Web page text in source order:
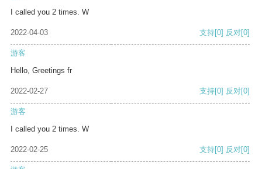
I called you 2 times. W
2022-04-03 支持[0] 反对[0]
游客
Hello, Greetings fr
2022-02-27 支持[0] 反对[0]
游客
I called you 2 times. W
2022-02-25 支持[0] 反对[0]